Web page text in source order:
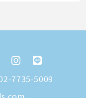
7735-5009